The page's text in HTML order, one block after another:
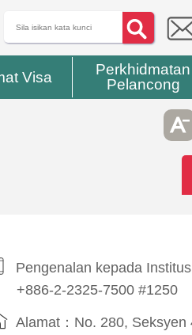
Visa
Perkhidmatan
Pelancong
Pengenalan kepada
+886-2-2325-7500 #1250
Alamat：No. 280, Seksyen